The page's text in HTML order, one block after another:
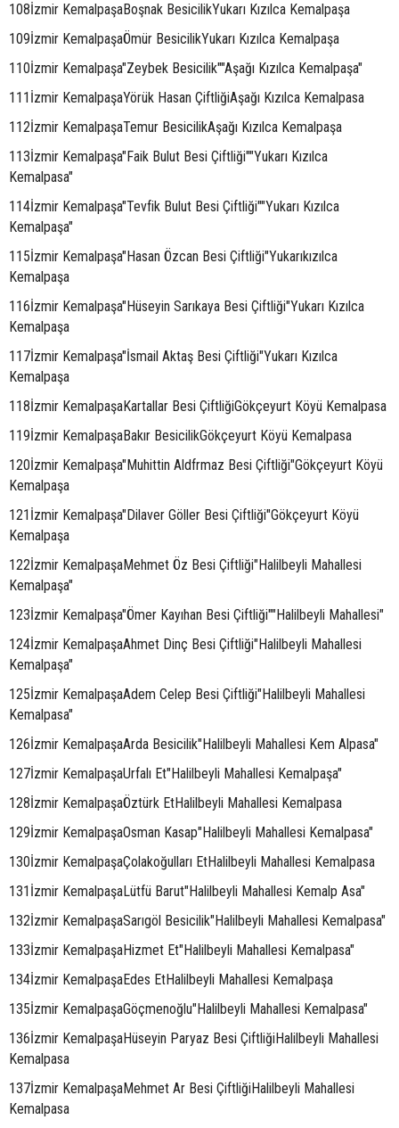
108İzmir KemalpaşaBoşnak BesicilikYukarı Kızılca Kemalpaşa
109İzmir KemalpaşaÖmür BesicilikYukarı Kızılca Kemalpaşa
110İzmir Kemalpaşa"Zeybek Besicilik""Aşağı Kızılca Kemalpaşa"
111İzmir KemalpaşaYörük Hasan ÇiftliğiAşağı Kızılca Kemalpasa
112İzmir KemalpaşaTemur BesicilikAşağı Kızılca Kemalpaşa
113İzmir Kemalpaşa"Faik Bulut Besi Çiftliği""Yukarı Kızılca
Kemalpasa"
114İzmir Kemalpaşa"Tevfik Bulut Besi Çiftliği""Yukarı Kızılca
Kemalpaşa"
115İzmir Kemalpaşa"Hasan Özcan Besi Çiftliği"Yukarıkızılca
Kemalpaşa
116İzmir Kemalpaşa"Hüseyin Sarıkaya Besi Çiftliği"Yukarı Kızılca
Kemalpaşa
117İzmir Kemalpaşa"İsmail Aktaş Besi Çiftliği"Yukarı Kızılca
Kemalpaşa
118İzmir KemalpaşaKartallar Besi ÇiftliğiGökçeyurt Köyü Kemalpasa
119İzmir KemalpaşaBakır BesicilikGökçeyurt Köyü Kemalpasa
120İzmir Kemalpaşa"Muhittin Aldfrmaz Besi Çiftliği"Gökçeyurt Köyü
Kemalpaşa
121İzmir Kemalpaşa"Dilaver Göller Besi Çiftliği"Gökçeyurt Köyü
Kemalpaşa
122İzmir KemalpaşaMehmet Öz Besi Çiftliği"Halilbeyli Mahallesi
Kemalpaşa"
123İzmir Kemalpaşa"Ömer Kayıhan Besi Çiftliği""Halilbeyli Mahallesi"
124İzmir KemalpaşaAhmet Dinç Besi Çiftliği"Halilbeyli Mahallesi
Kemalpaşa"
125İzmir KemalpaşaAdem Celep Besi Çiftliği"Halilbeyli Mahallesi
Kemalpasa"
126İzmir KemalpaşaArda Besicilik"Halilbeyli Mahallesi Kem Alpasa"
127İzmir KemalpaşaUrfalı Et"Halilbeyli Mahallesi Kemalpaşa"
128İzmir KemalpaşaÖztürk EtHalilbeyli Mahallesi Kemalpasa
129İzmir KemalpaşaOsman Kasap"Halilbeyli Mahallesi Kemalpasa"
130İzmir KemalpaşaÇolakoğulları EtHalilbeyli Mahallesi Kemalpasa
131İzmir KemalpaşaLütfü Barut"Halilbeyli Mahallesi Kemalp Asa"
132İzmir KemalpaşaSarıgöl Besicilik"Halilbeyli Mahallesi Kemalpasa"
133İzmir KemalpaşaHizmet Et"Halilbeyli Mahallesi Kemalpasa"
134İzmir KemalpaşaEdes EtHalilbeyli Mahallesi Kemalpaşa
135İzmir KemalpaşaGöçmenoğlu"Halilbeyli Mahallesi Kemalpasa"
136İzmir KemalpaşaHüseyin Paryaz Besi ÇiftliğiHalilbeyli Mahallesi
Kemalpasa
137İzmir KemalpaşaMehmet Ar Besi ÇiftliğiHalilbeyli Mahallesi
Kemalpasa